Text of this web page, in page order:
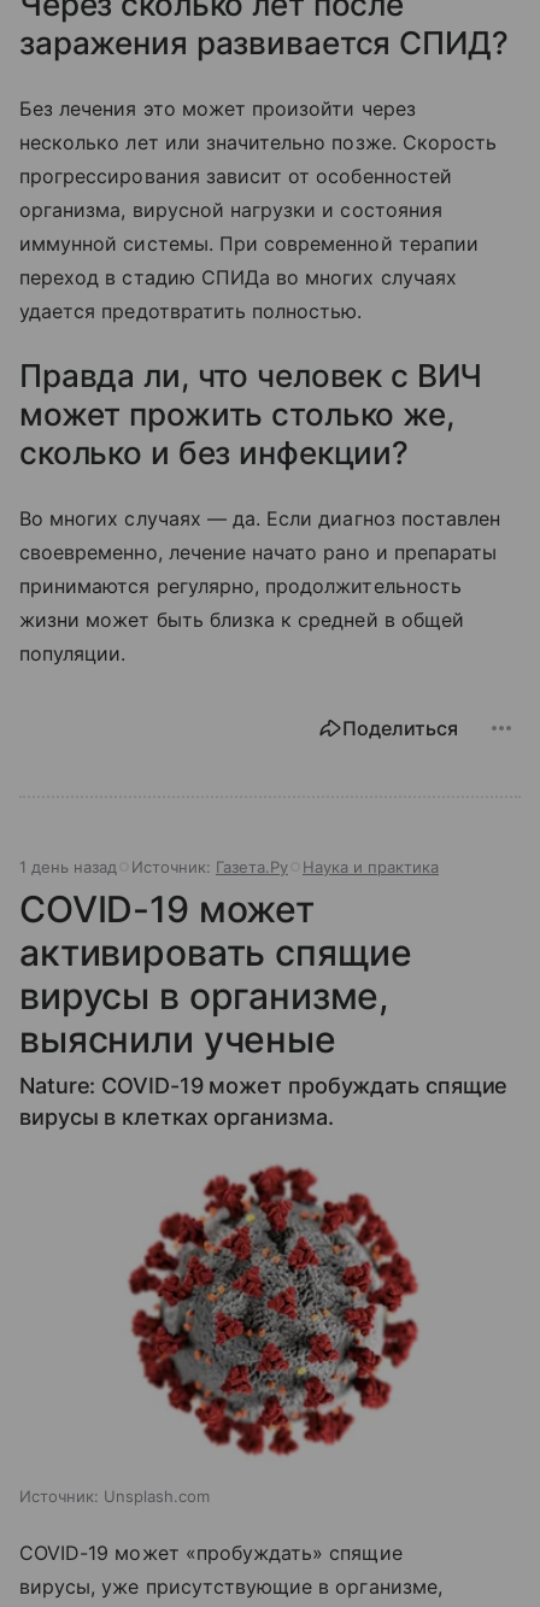
заражения развивается СПИД?
Без лечения это может произойти через
несколько лет или значительно позже. Скорость
прогрессирования зависит от особенностей
организма, вирусной нагрузки и состояния
иммунной системы. При современной терапии
переход в стадию СПИДа во многих случаях
удается предотвратить полностью.
Правда ли, что человек с ВИЧ
может прожить столько же,
сколько и без инфекции?
Во многих случаях — да. Если диагноз поставлен
своевременно, лечение начато рано и препараты
принимаются регулярно, продолжительность
жизни может быть близка к средней в общей
популяции.
Поделиться
1 день назад Источник: Газета.Ру Наука и практика
COVID-19 может
активировать спящие
вирусы в организме,
выяснили ученые
Nature: COVID-19 может пробуждать спящие
вирусы в клетках организма.
Источник: Unsplash.com
COVID-19 может «пробуждать» спящие
вирусы, уже присутствующие в организме,